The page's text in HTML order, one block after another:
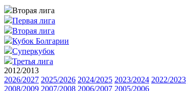
Вторая лига
Первая лига
Вторая лига
Кубок Болгарии
Суперкубок
Третья лига
2012/2013
2026/2027 2025/2026 2024/2025 2023/2024 2022/2023
2008/2009 2007/2008 2006/2007 2005/2006